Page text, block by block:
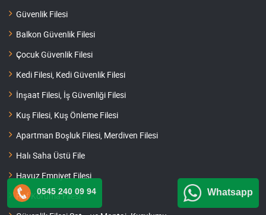
Güvenlik Filesi
Balkon Güvenlik Filesi
Çocuk Güvenlik Filesi
Kedi Filesi, Kedi Güvenlik Filesi
İnşaat Filesi, İş Güvenliği Filesi
Kuş Filesi, Kuş Önleme Filesi
Apartman Boşluk Filesi, Merdiven Filesi
Halı Saha Üstü File
Havuz Emniyet Filesi
Raf Koruma Filesi
0545 240 09 94 Whatsapp